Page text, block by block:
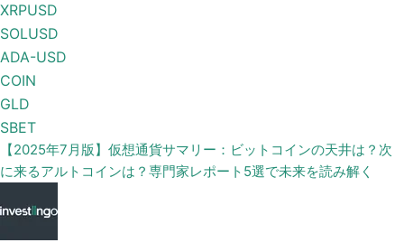
XRPUSD
SOLUSD
ADA-USD
COIN
GLD
SBET
【2025年7月版】仮想通貨サマリー：ビットコインの天井は？次
に来るアルトコインは？専門家レポート5選で未来を読み解く